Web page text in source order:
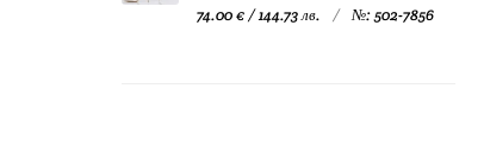
74.00 € / 144.73 лв. №: 502-7856